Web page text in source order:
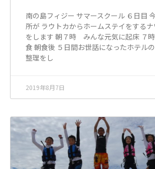
南の島フィジー サマースクール ６日目
所が ラウトカからホームステイをする
をします 朝７時 みんな元気に起床 ７
食 朝食後 ５日間お世話になったホテル
整理をし
2019年8月7日